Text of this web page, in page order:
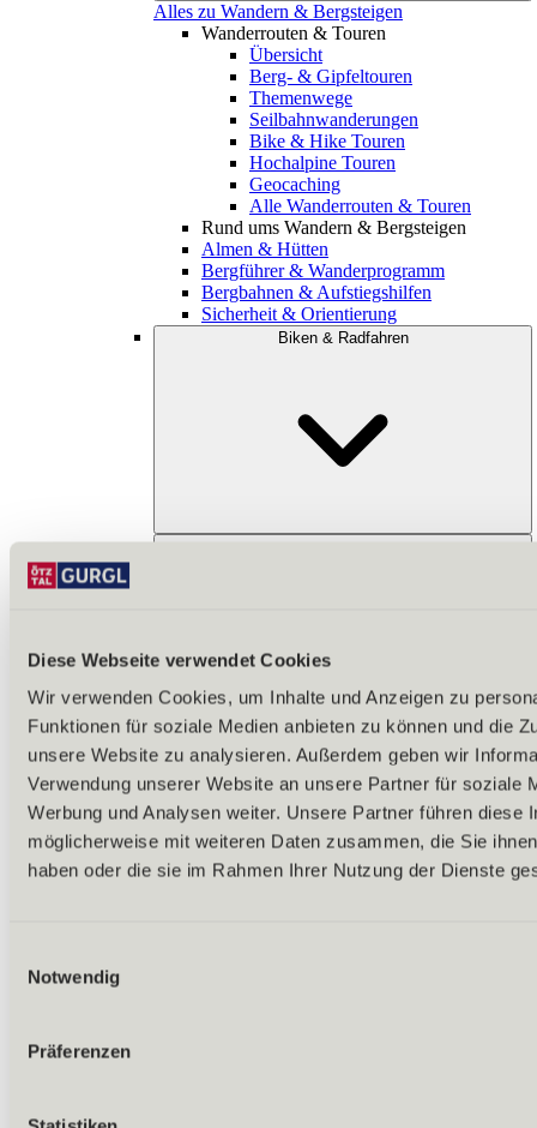
Diese Webseite verwendet Cookies
Wir verwenden Cookies, um Inhalte und Anzeigen zu
Funktionen für soziale Medien anbieten zu können und die
unsere Website zu analysieren. Außerdem geben wir
Verwendung unserer Website an unsere Partner für soziale
Werbung und Analysen weiter. Unsere Partner führen diese
möglicherweise mit weiteren Daten zusammen, die Sie
haben oder die sie im Rahmen Ihrer Nutzung der Dienste
Notwendig
Präferenzen
Alles zu Wandern & Bergsteigen
Wanderrouten & Touren
Übersicht
Berg- & Gipfeltouren
Themenwege
Seilbahnwanderungen
Bike & Hike Touren
Hochalpine Touren
Geocaching
Alle Wanderrouten & Touren
Rund ums Wandern & Bergsteigen
Almen & Hütten
Bergführer & Wanderprogramm
Bergbahnen & Aufstiegshilfen
Sicherheit & Orientierung
Biken & Radfahren